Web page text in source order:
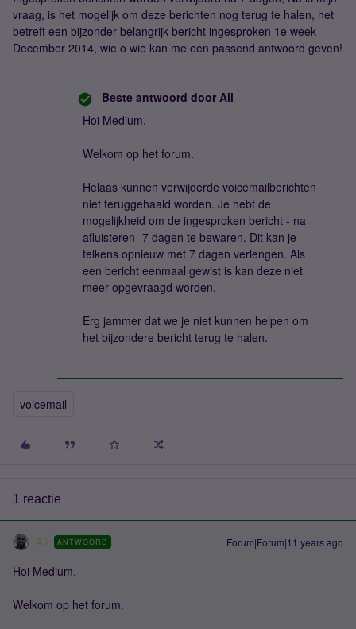
vraag, is het mogelijk om deze berichten nog terug te halen, het
betreft een bijzonder belangrijk bericht ingesproken 1e week
December 2014, wie o wie kan me een passend antwoord geven!
Beste antwoord door Ali
Hoi Medium,
Welkom op het forum.
Helaas kunnen verwijderde voicemailberichten
niet teruggehaald worden. Je hebt de
mogelijkheid om de ingesproken bericht - na
afluisteren- 7 dagen te bewaren. Dit kan je
telkens opnieuw met 7 dagen verlengen. Als
een bericht eenmaal gewist is kan deze niet
meer opgevraagd worden.
Erg jammer dat we je niet kunnen helpen om
het bijzondere bericht terug te halen.
voicemail
1 reactie
Ali ANTWOORD Forum|Forum|11 years ago
Hoi Medium,
Welkom op het forum.